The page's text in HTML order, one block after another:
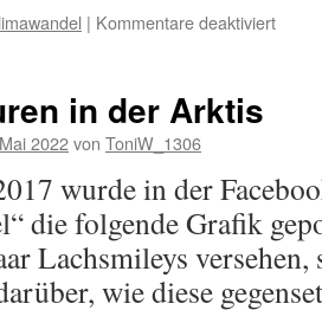
| Kommentare deaktiviertfür
in der Arktis
2022von ToniW_1306
wurde in der
die folgende Grafik
Lachsmileys versehen,
wie diese